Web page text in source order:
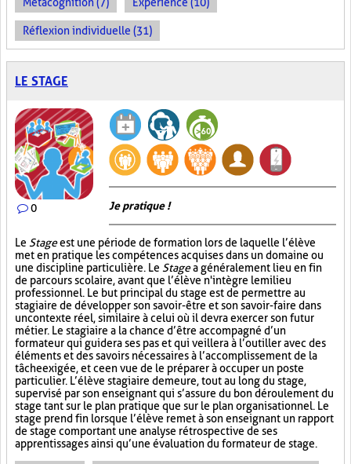
Réflexion individuelle (31)
LE STAGE
0 Je pratique !
Le Stageest une période de formation lors de laquelle l’élève
met en pratique les compétences acquises dans un domaine ou
une discipline particulière. Le Stagea généralement lieu en fin
de parcours scolaire, avant que l’élève n'intègre le milieu
professionnel. Le but principal du stage est de permettre au
stagiaire de développer son savoir-être et son savoir-faire dans
un contexte réel, similaire à celui où il devra exercer son futur
métier. Le stagiaire a la chance d’être accompagné d’un
formateur qui guidera ses pas et qui veillera à l’outiller avec des
éléments et des savoirs nécessaires à l’accomplissement de la
tâche exigée, et ce en vue de le préparer à occuper un poste
particulier. L’élève stagiaire demeure, tout au long du stage,
supervisé par son enseignant qui s’assure du bon déroulement du
stage tant sur le plan pratique que sur le plan organisationnel. Le
stage prend fin lorsque l’élève remet à son enseignant un rapport
de stage comportant une analyse rétrospective de ses
apprentissages ainsi qu’une évaluation du formateur de stage.